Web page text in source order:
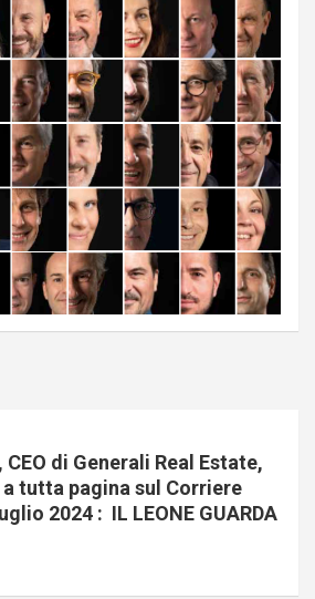
di Generali Real Estate,
tutta pagina sul Corriere
2024 : IL LEONE GUARDA